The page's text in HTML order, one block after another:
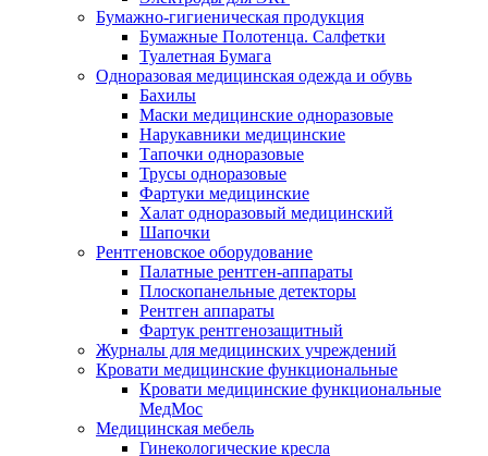
Бумажно-гигиеническая продукция
Бумажные Полотенца. Салфетки
Туалетная Бумага
Одноразовая медицинская одежда и обувь
Бахилы
Маски медицинские одноразовые
Нарукавники медицинские
Тапочки одноразовые
Трусы одноразовые
Фартуки медицинские
Халат одноразовый медицинский
Шапочки
Рентгеновское оборудование
Палатные рентген-аппараты
Плоскопанельные детекторы
Рентген аппараты
Фартук рентгенозащитный
Журналы для медицинских учреждений
Кровати медицинские функциональные
Кровати медицинские функциональные
МедМос
Медицинская мебель
Гинекологические кресла